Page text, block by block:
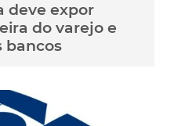
deve expor
do varejo e
bancos